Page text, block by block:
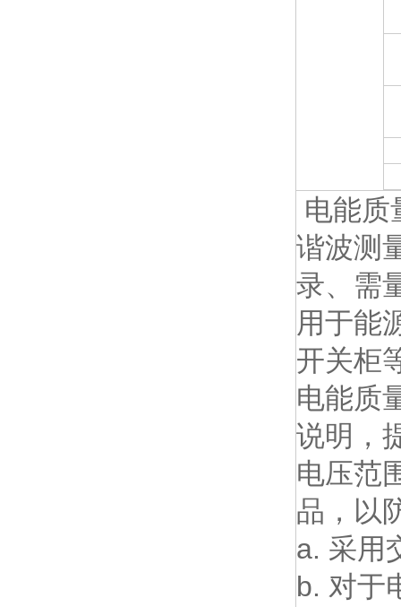
电能质
谐波测
录、需
用于能
开关柜
电能质
说明，
电压范
品，以
a. 采用
b. 对于